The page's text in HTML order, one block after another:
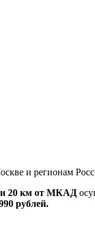
и регионам
20 км от МКАД
рублей.